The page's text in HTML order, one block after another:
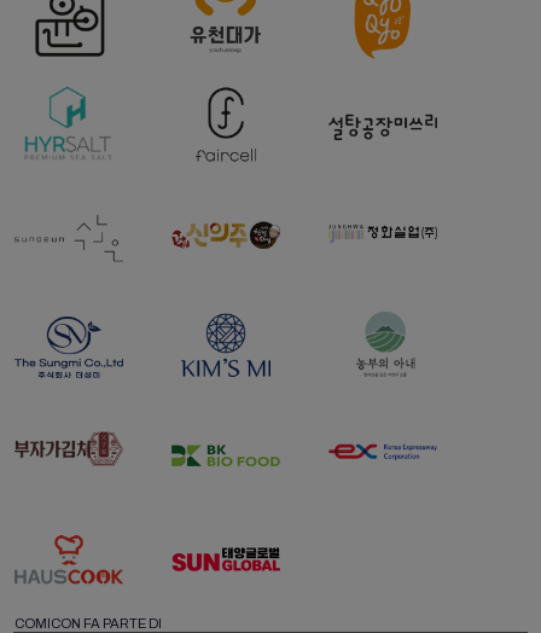
COMICON FA PARTE DI